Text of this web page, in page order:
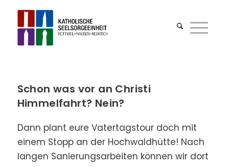
Schon was vor an Christi
Himmelfahrt? Nein?
Dann plant eure Vatertagstour doch mit
einem Stopp an der Hochwaldhütte! Nach
langen Sanierungsarbeiten können wir dort